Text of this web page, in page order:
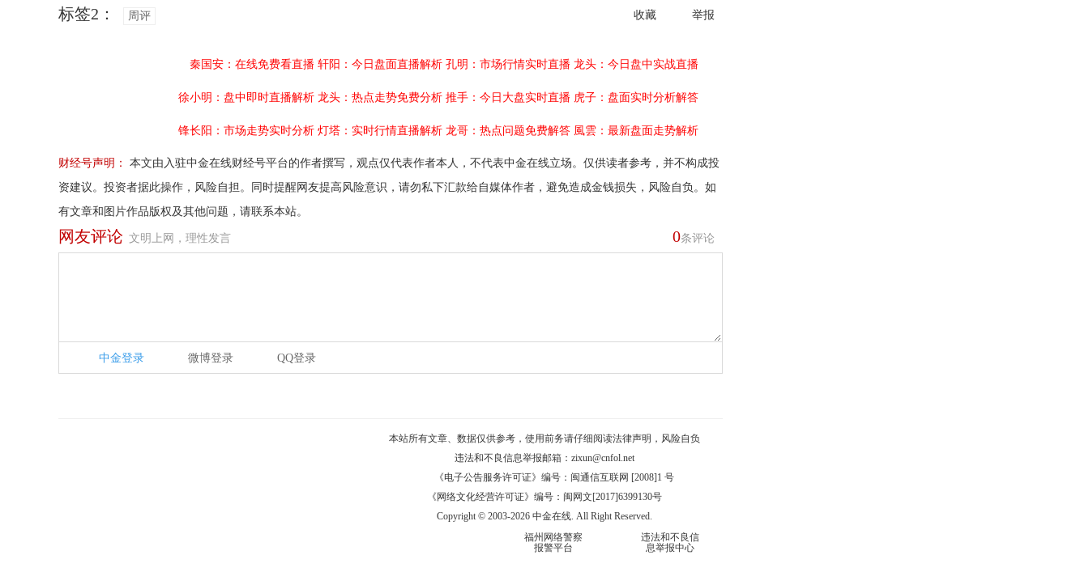
收藏 举报
标签2： 周评
秦国安：在线免费看直播 轩阳：今日盘面直播解析 孔明：市场行情实时直播 龙头：今日盘中实战直播
徐小明：盘中即时直播解析 龙头：热点走势免费分析 推手：今日大盘实时直播 虎子：盘面实时分析解答
锋长阳：市场走势实时分析 灯塔：实时行情直播解析 龙哥：热点问题免费解答 風雲：最新盘面走势解析
财经号声明：
本文由入驻中金在线财经号平台的作者撰写，观点仅代表作者本人，不代表中金在线立场。仅供读者参考，并不构成投
资建议。投资者据此操作，风险自担。同时提醒网友提高风险意识，请勿私下汇款给自媒体作者，避免造成金钱损失，风险自负。如
有文章和图片作品版权及其他问题，请联系本站。
0条评论
网友评论 文明上网，理性发言
中金登录 微博登录 QQ登录
本站所有文章、数据仅供参考，使用前务请仔细阅读法律声明 ，风险自负
违法和不良信息举报邮箱： zixun@cnfol.net
《电子公告服务许可证》编号：闽通信互联网 [2008]1 号
《网络文化经营许可证》编号：闽网文[2017]6399130号
Copyright © 2003-2026 中金在线. All Right Reserved.
福州网络警察
报警平台
违法和不良信
息举报中心